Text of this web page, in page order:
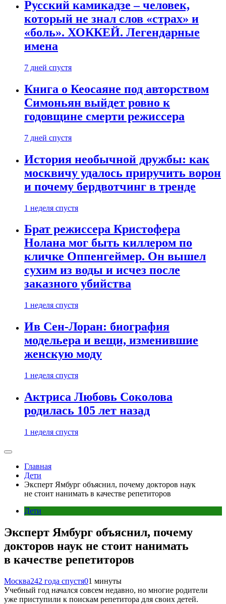
Русский камикадзе – человек,
который не знал слов «страх» и
«боль». ХОККЕЙ. Легендарные
имена
7 дней спустя
Книга о Кеосаяне под авторством
Симоньян выйдет ровно к
годовщине смерти режиссера
7 дней спустя
История необычной дружбы: как
москвичу удалось приручить ворон
и почему бердвотчинг в тренде
1 неделя спустя
Брат режиссера Кристофера
Нолана мог быть киллером по
кличке Оппенгеймер. Он вышел
сухим из воды и исчез после
заказного убийства
1 неделя спустя
Ив Сен-Лоран: биография
модельера и вещи, изменившие
женскую моду
1 неделя спустя
Актриса Любовь Соколова
родилась 105 лет назад
1 неделя спустя
Главная
Дети
Эксперт Ямбург объяснил, почему докторов наук
не стоит нанимать в качестве репетиторов
Дети
Эксперт Ямбург объяснил, почему
докторов наук не стоит нанимать
в качестве репетиторов
Москва242 года спустя01 минуты
Учебный год начался совсем недавно, но многие родители
уже приступили к поискам репетитора для своих детей.